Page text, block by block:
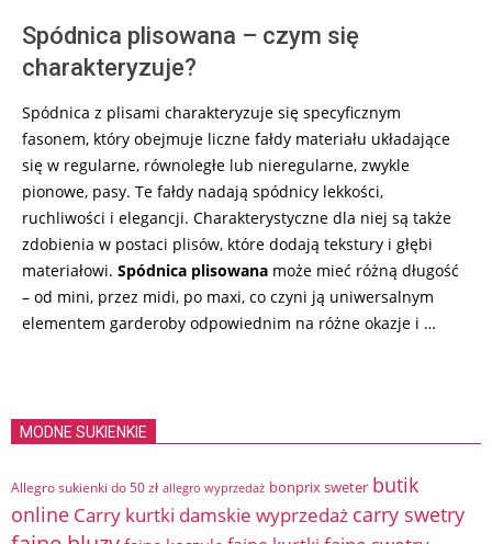
Spódnica plisowana – czym się
charakteryzuje?
Spódnica z plisami charakteryzuje się specyficznym
fasonem, który obejmuje liczne fałdy materiału układające
się w regularne, równoległe lub nieregularne, zwykle
pionowe, pasy. Te fałdy nadają spódnicy lekkości,
ruchliwości i elegancji. Charakterystyczne dla niej są także
zdobienia w postaci plisów, które dodają tekstury i głębi
materiałowi. Spódnica plisowana może mieć różną długość
– od mini, przez midi, po maxi, co czyni ją uniwersalnym
elementem garderoby odpowiednim na różne okazje i …
MODNE SUKIENKIE
Allegro sukienki do 50 zł allegro wyprzedaż bonprix sweter butik
online Carry kurtki damskie wyprzedaż carry swetry